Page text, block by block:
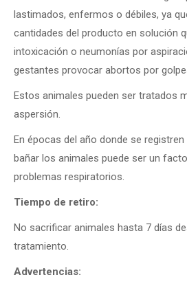
lastimados, enfermos o débiles, ya
cantidades del producto en solución
intoxicación o neumonías por
gestantes provocar abortos por
Estos animales pueden ser tratados
aspersión.
En épocas del año donde se
bañar los animales puede ser un
problemas respiratorios.
Tiempo de retiro:
No sacrificar animales hasta 7 días
tratamiento.
Advertencias: